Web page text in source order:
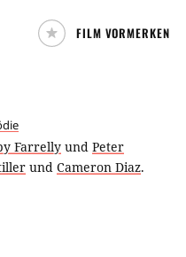
FILM VORMERKEN
Farrelly und Peter
und Cameron Diaz.